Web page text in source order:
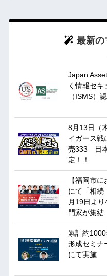
最新の
Japan
く情報セキ
（ISMS）
8月13日（
イガース戦
売333 日
定！！
【福岡市
にて「相続
月19日よ
門家が集結
累計約
形成セミナ
にて実施